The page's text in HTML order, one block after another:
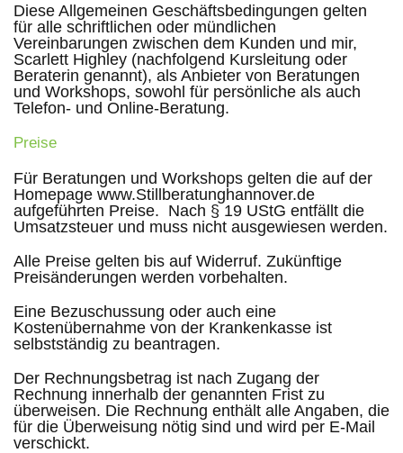
Diese Allgemeinen Geschäftsbedingungen gelten
für alle schriftlichen oder mündlichen
Vereinbarungen zwischen dem Kunden und mir,
Scarlett Highley (nachfolgend Kursleitung oder
Beraterin genannt), als Anbieter von Beratungen
und Workshops, sowohl für persönliche als auch
Telefon- und Online-Beratung.
Preise
Für Beratungen und Workshops gelten die auf der
Homepage www.Stillberatunghannover.de
aufgeführten Preise. Nach § 19 UStG entfällt die
Umsatzsteuer und muss nicht ausgewiesen werden.
Alle Preise gelten bis auf Widerruf. Zukünftige
Preisänderungen werden vorbehalten.
Eine Bezuschussung oder auch eine
Kostenübernahme von der Krankenkasse ist
selbstständig zu beantragen.
Der Rechnungsbetrag ist nach Zugang der
Rechnung innerhalb der genannten Frist zu
überweisen. Die Rechnung enthält alle Angaben, die
für die Überweisung nötig sind und wird per E-Mail
verschickt.